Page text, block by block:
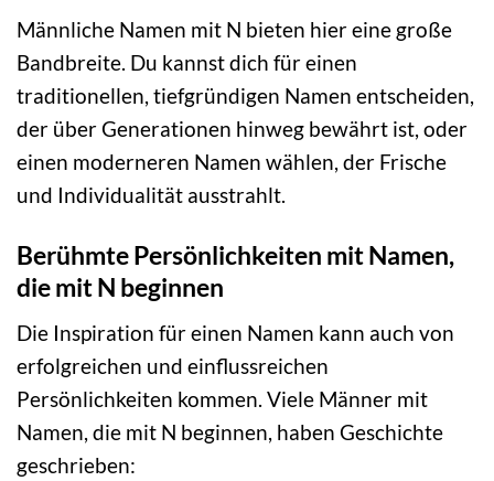
Männliche Namen mit N bieten hier eine große
Bandbreite. Du kannst dich für einen
traditionellen, tiefgründigen Namen entscheiden,
der über Generationen hinweg bewährt ist, oder
einen moderneren Namen wählen, der Frische
und Individualität ausstrahlt.
Berühmte Persönlichkeiten mit Namen,
die mit N beginnen
Die Inspiration für einen Namen kann auch von
erfolgreichen und einflussreichen
Persönlichkeiten kommen. Viele Männer mit
Namen, die mit N beginnen, haben Geschichte
geschrieben: